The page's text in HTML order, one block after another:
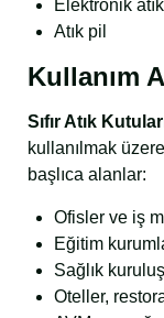
Elektronik atık
Atık pil
Kullanım
Sıfır Atık
kullanılmak
başlıca alanlar:
Ofisler ve iş
Eğitim
Sağlık
Oteller,